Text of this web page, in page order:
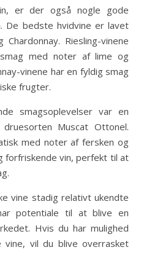
er der også nogle gode
De bedste hvidvine er lavet
Riesling-vinene
med noter af lime og
vinene har en fyldig smag
frugter.
smagsoplevelser var en
Muscat Ottonel.
med noter af fersken og
forfriskende vin, perfekt til at
vine stadig relativt ukendte
potentiale til at blive en
Hvis du har mulighed
vil du blive overrasket